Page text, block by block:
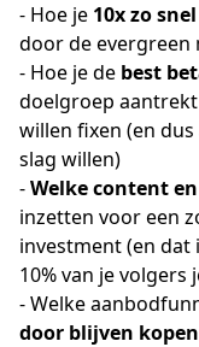
- Hoe je 10x zo
door de evergreen
- Hoe je de best
doelgroep
willen fixen (en
slag willen)
-Welke content
inzetten voor een
investment (en dat
10% van je volgers
- Welke
door blijven